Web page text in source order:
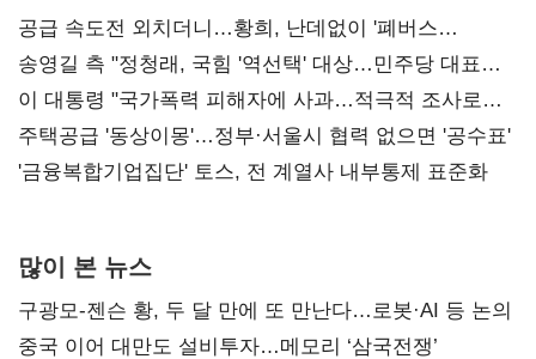
공급 속도전 외치더니…황희, 난데없이 '폐버스
리모델링' 제안
송영길 측 "정청래, 국힘 '역선택' 대상…민주당 대표로
총선 지휘 못해"
이 대통령 "국가폭력 피해자에 사과…적극적 조사로
진실 밝혀야"
주택공급 '동상이몽'…정부·서울시 협력 없으면 '공수표'
'금융복합기업집단' 토스, 전 계열사 내부통제 표준화
많이 본 뉴스
구광모-젠슨 황, 두 달 만에 또 만난다…로봇·AI 등 논의
중국 이어 대만도 설비투자…메모리 ‘삼국전쟁’